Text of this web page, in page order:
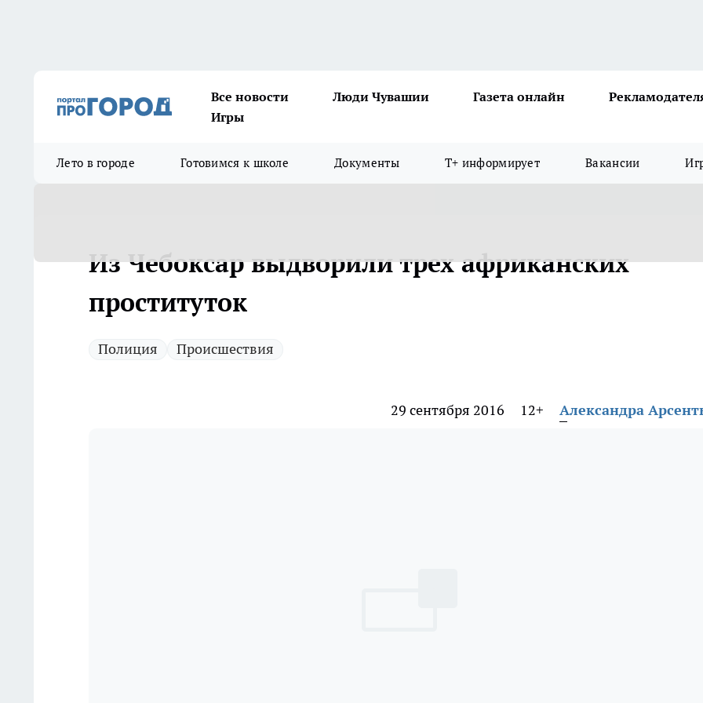
Все новости Люди Чувашии Газета онлайн
Игры
Лето в городе Готовимся к школе Документы Т+ информирует Вакансии
Из Чебоксар выдворили трех африканских
проституток
Полиция Происшествия
29 сентября 2016 12+ Александра